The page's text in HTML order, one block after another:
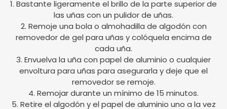
1. Bastante ligeramente el brillo de la parte superior de
las uñas con un pulidor de uñas.
2. Remoje una bola o almohadilla de algodón con
removedor de gel para uñas y colóquela encima de
cada uña.
3. Envuelva la uña con papel de aluminio o cualquier
envoltura para uñas para asegurarla y deje que el
removedor se remoje.
4. Remojar durante un mínimo de 15 minutos.
5. Retire el algodón y el papel de aluminio uno a la vez